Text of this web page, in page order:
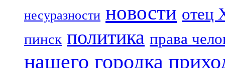
несуразности новости отец
пинск политика права
нашего городка